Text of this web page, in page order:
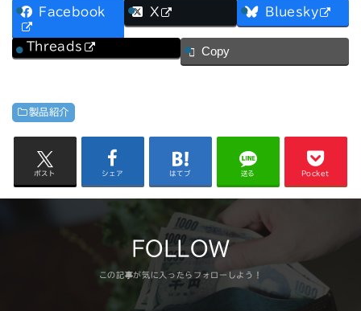
Facebook X Bluesky
Threads Copy
製品紹介
ポスト シェア はてブ 送る Pocket
FOLLOW